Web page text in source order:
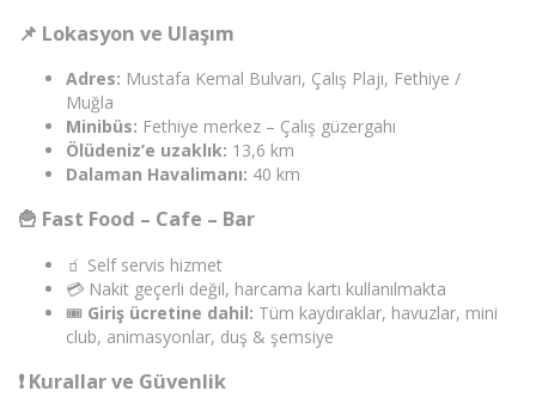
📌 Lokasyon ve Ulaşım
Adres: Mustafa Kemal Bulvarı, Çalış Plajı, Fethiye /
Muğla
Minibüs: Fethiye merkez – Çalış güzergahı
Ölüdeniz’e uzaklık: 13,6 km
Dalaman Havalimanı: 40 km
🍟 Fast Food – Cafe – Bar
🧃 Self servis hizmet
💳 Nakit geçerli değil, harcama kartı kullanılmakta
🎟️ Giriş ücretine dahil: Tüm kaydıraklar, havuzlar, mini
club, animasyonlar, duş & şemsiye
❗ Kurallar ve Güvenlik